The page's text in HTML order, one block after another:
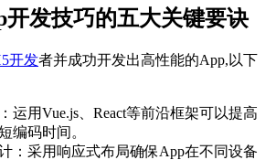
发技巧的五大关键要诀
开发者并成功开发出高性能的App,以下
运用Vue.js、React等前沿框架可以提高
编码时间。
：采用响应式布局确保App在不同设备